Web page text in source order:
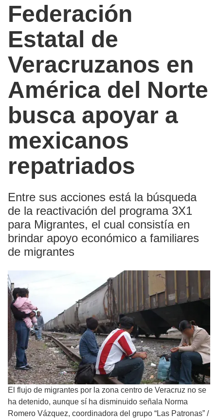
Federación
Estatal de
Veracruzanos en
América del Norte
busca apoyar a
mexicanos
repatriados
Entre sus acciones está la búsqueda
de la reactivación del programa 3X1
para Migrantes, el cual consistía en
brindar apoyo económico a familiares
de migrantes
El flujo de migrantes por la zona centro de Veracruz no se
ha detenido, aunque sí ha disminuido señala Norma
Romero Vázquez, coordinadora del grupo “Las Patronas” /